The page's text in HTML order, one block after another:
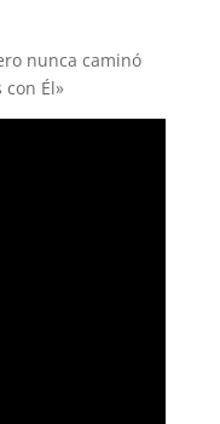
nunca caminó
Él»